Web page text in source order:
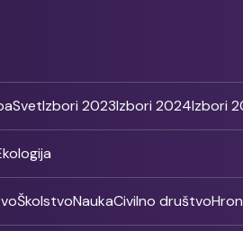
SvetIzbori 2023Izbori 2024Izbori
ŠkolstvoNaukaCivilno društvo